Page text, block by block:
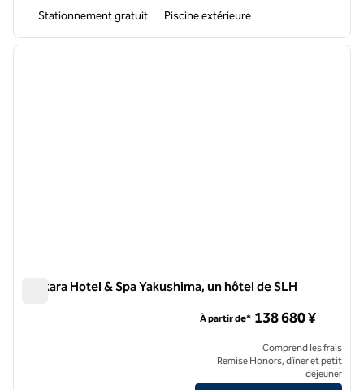
Stationnement gratuit Piscine extérieure
1 sur 12
Sankara Hotel & Spa Yakushima, un hôtel de SLH
À partir de* 138 680 ¥
Comprend les frais
Remise Honors, dîner et petit
déjeuner